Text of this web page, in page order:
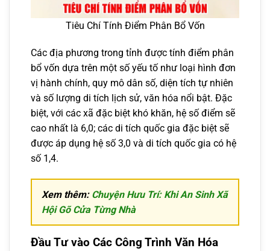
Tiêu Chí Tính Điểm Phân Bổ Vốn
Các địa phương trong tỉnh được tính điểm phân
bổ vốn dựa trên một số yếu tố như loại hình đơn
vị hành chính, quy mô dân số, diện tích tự nhiên
và số lượng di tích lịch sử, văn hóa nổi bật. Đặc
biệt, với các xã đặc biệt khó khăn, hệ số điểm sẽ
cao nhất là 6,0; các di tích quốc gia đặc biệt sẽ
được áp dụng hệ số 3,0 và di tích quốc gia có hệ
số 1,4.
Xem thêm: Chuyện Hưu Trí: Khi An Sinh Xã
Hội Gõ Cửa Từng Nhà
Đầu Tư vào Các Công Trình Văn Hóa